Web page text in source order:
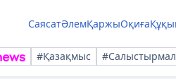
СаясатӘлемҚаржыОқиға
#Қазақмыс